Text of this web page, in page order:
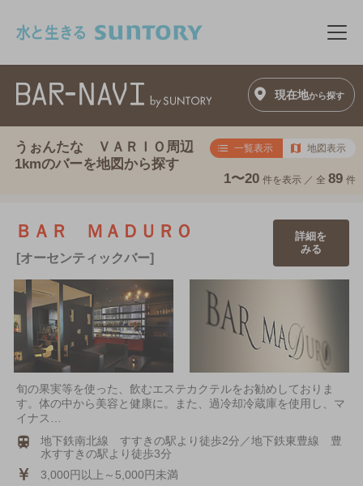
メ
現在地から探す
うぉんたな ＶＡＲＩＯ周辺
1kmのバーを地図から探す
一覧表示 地図表示
1〜20 件を表示 ／ 全 89 件
ＢＡＲ ＭＡＤＵＲＯ
[オーセンティックバー]
詳細を
みる
旬の果実等を使った、飲むエステカクテルをお勧めしておりま
す。体の中から美容と健康に。また、過冷却冷蔵庫を使用し、マ
イナス…
地下鉄南北線 すすきの駅より徒歩2分／地下鉄東豊線 豊
水すすきの駅より徒歩3分
3,000円以上～5,000円未満